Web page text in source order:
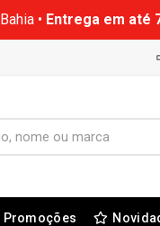
• Entrega em até
Promoções